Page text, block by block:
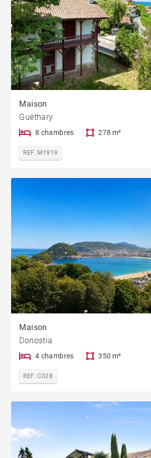
Maison
Guéthary
8 chambres 278 m²
REF. M1919
Maison
Donostia
4 chambres 350 m²
REF. C028